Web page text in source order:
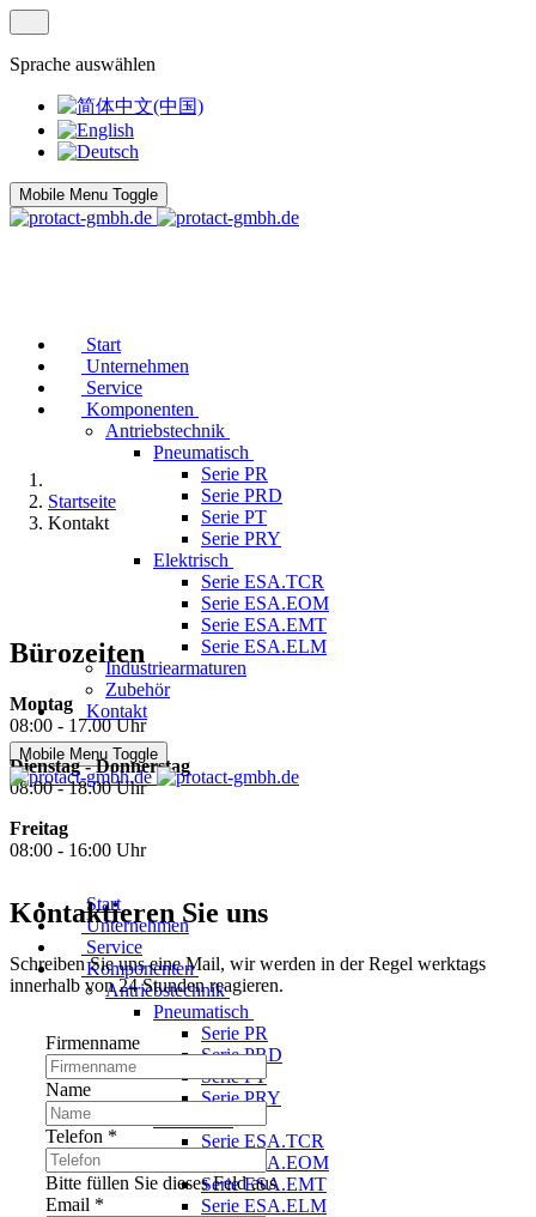
Sprache auswählen
Mobile Menu Toggle
Start
Unternehmen
Service
Komponenten
Antriebstechnik
Pneumatisch
Serie PR
Serie PRD
Serie PT
Serie PRY
Elektrisch
Serie ESA.TCR
Serie ESA.EOM
Serie ESA.EMT
Serie ESA.ELM
Industriearmaturen
Zubehör
Kontakt
Mobile Menu Toggle
Start
Unternehmen
Service
Komponenten
Antriebstechnik
Pneumatisch
Serie PR
Serie PRD
Serie PT
Serie PRY
Serie ESA.TCR
Serie ESA.EOM
Serie ESA.EMT
Serie ESA.ELM
Startseite
Kontakt
Bürozeiten
Montag
08:00 - 17.00 Uhr
Dienstag - Donnerstag
08:00 - 18:00 Uhr
Freitag
08:00 - 16:00 Uhr
Kontaktieren Sie uns
Schreiben Sie uns eine Mail, wir werden in der Regel werktags
innerhalb von 24 Stunden reagieren.
Firmenname
Name
Telefon *
Bitte füllen Sie dieses Feld aus
Email *